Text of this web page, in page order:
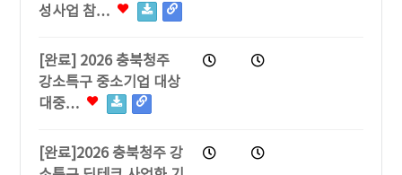
성사업 참…
[완료] 2026 충북청주
강소특구 중소기업 대상
대중…
[완료]2026 충북청주 강